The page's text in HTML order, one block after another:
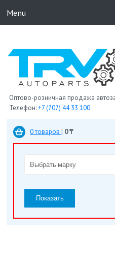
Menu
Оптово-розничная продажа
Телефон:+7 (707) 44 33 100
0 товаров | 0 ₸
Показать